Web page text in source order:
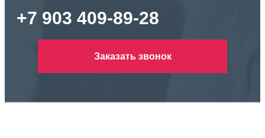
+7 903 409-89-28
Заказать звонок